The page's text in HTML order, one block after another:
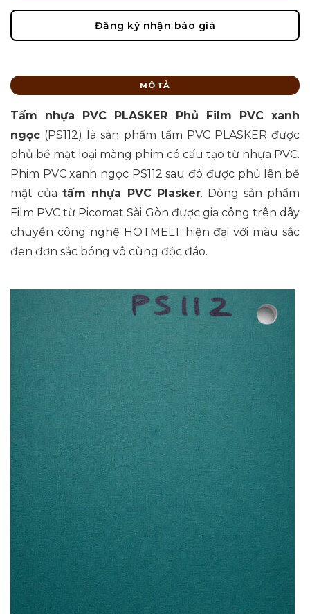
Đăng ký nhận báo giá
MÔ TẢ
Tấm nhựa PVC PLASKER Phủ Film PVC xanh
ngọc (PS112) là sản phẩm tấm PVC PLASKER được
phủ bề mặt loại màng phim có cấu tạo từ nhựa PVC.
Phim PVC xanh ngọc PS112 sau đó được phủ lên bề
mặt củatấm nhựa PVC Plasker. Dòng sản phẩm
Film PVC từ Picomat Sài Gòn được gia công trên dây
chuyền công nghệ HOTMELT hiện đại với màu sắc
đen đơn sắc bóng vô cùng độc đáo.